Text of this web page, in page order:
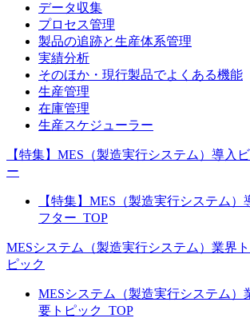
データ収集
プロセス管理
製品の追跡と生産体系管理
実績分析
そのほか・現行製品でよくある機能
生産管理
在庫管理
生産スケジューラー
【特集】MES（製造実行システム）導入
ー
【特集】MES（製造実行システム
フター_TOP
MESシステム（製造実行システム）業界
ピック
MESシステム（製造実行システム）
要トピック_TOP